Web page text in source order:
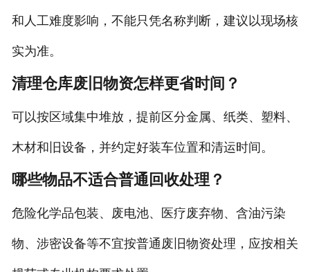
和人工难度影响，不能只凭名称判断，建议以现场核
实为准。
清理仓库废旧物资怎样更省时间？
可以按区域集中堆放，提前区分金属、纸类、塑料、
木材和旧设备，并约定好装车位置和清运时间。
哪些物品不适合普通回收处理？
危险化学品包装、废电池、医疗废弃物、含油污染
物、涉密设备等不宜按普通废旧物资处理，应按相关